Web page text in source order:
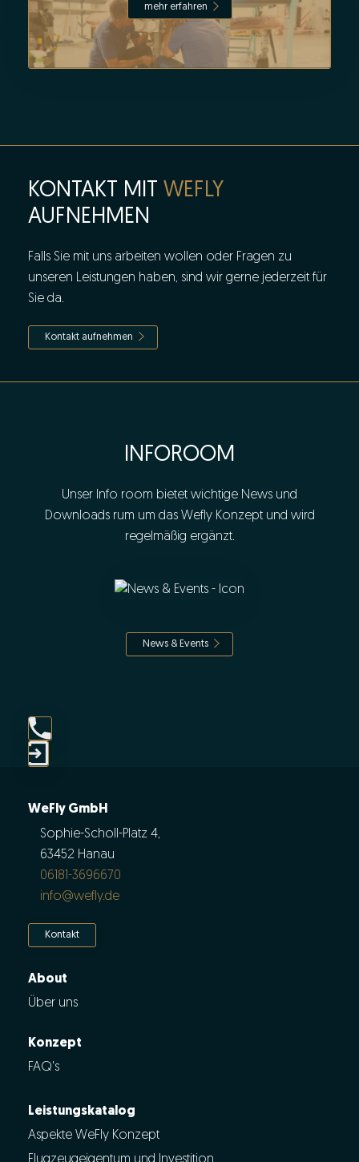
mehr erfahren
KONTAKT MIT WEFLY
AUFNEHMEN
Falls Sie mit uns arbeiten wollen oder Fragen zu
unseren Leistungen haben, sind wir gerne jederzeit für
Sie da.
Kontakt aufnehmen
INFOROOM
Unser Info room bietet wichtige News und
Downloads rum um das Wefly Konzept und wird
regelmäßig ergänzt.
News & Events
WeFly GmbH
Sophie-Scholl-Platz 4,
63452 Hanau
06181-3696670
info@wefly.de
Kontakt
About
Über uns
Konzept
FAQ's
Leistungskatalog
Aspekte WeFly Konzept